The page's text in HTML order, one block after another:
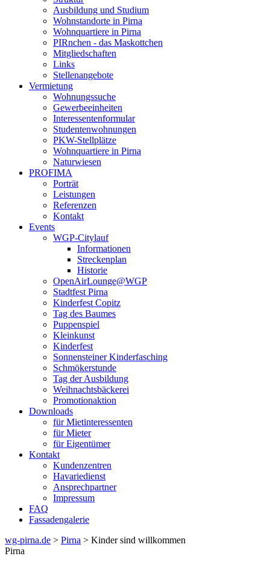
Ausbildung und Studium
Wohnstandorte in Pirna
Wohnquartiere in Pirna
PIRnchen - das Maskottchen
Mitgliedschaften
Links
Stellenangebote
Vermietung
Wohnungssuche
Gewerbeeinheiten
Interessentenformular
Studentenwohnungen
PKW-Stellplätze
Wohnquartiere in Pirna
Naturwiesen
PROFIMA
Porträt
Leistungen
Referenzen
Kontakt
Events
WGP-Citylauf
Informationen
Streckenplan
Historie
OpenAirLounge@WGP
Stadtfest Pirna
Kinderfest Copitz
Tag des Baumes
Puppenspiel
Kleinkunst
Kinderfest
Sonnensteiner Kinderfasching
Schmökerstunde
Tag der Ausbildung
Weihnachtsbäckerei
Promotionaktion
Downloads
für Mietinteressenten
für Mieter
für Eigentümer
Kontakt
Kundenzentren
Havariedienst
Ansprechpartner
Impressum
FAQ
Fassadengalerie
wg-pirna.de > Pirna > Kinder sind willkommen
Pirna